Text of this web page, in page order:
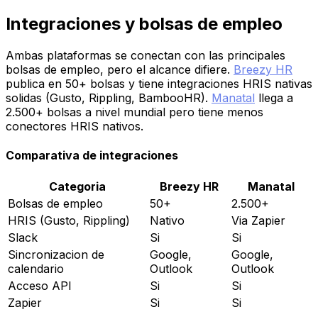
Integraciones y bolsas de empleo
Ambas plataformas se conectan con las principales
bolsas de empleo, pero el alcance difiere. Breezy HR
publica en 50+ bolsas y tiene integraciones HRIS nativas
solidas (Gusto, Rippling, BambooHR). Manatal llega a
2.500+ bolsas a nivel mundial pero tiene menos
conectores HRIS nativos.
Comparativa de integraciones
Categoria Breezy HR
Manatal
Bolsas de empleo
50+
2.500+
HRIS (Gusto, Rippling)
Nativo
Via Zapier
Slack
Si
Si
Sincronizacion de
calendario
Google,
Outlook
Google,
Outlook
Acceso API
Si
Si
Zapier
Si Si